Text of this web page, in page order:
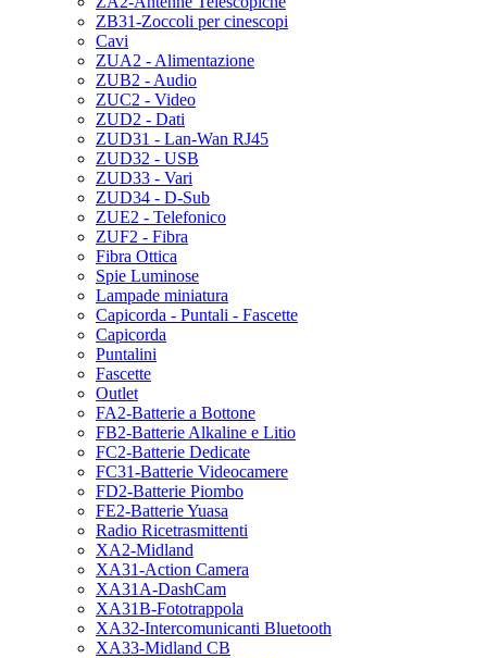
ZB31-Zoccoli per cinescopi
Cavi
ZUA2 - Alimentazione
ZUB2 - Audio
ZUC2 - Video
ZUD2 - Dati
ZUD31 - Lan-Wan RJ45
ZUD32 - USB
ZUD33 - Vari
ZUD34 - D-Sub
ZUE2 - Telefonico
ZUF2 - Fibra
Fibra Ottica
Spie Luminose
Lampade miniatura
Capicorda - Puntali - Fascette
Capicorda
Puntalini
Fascette
Outlet
FA2-Batterie a Bottone
FB2-Batterie Alkaline e Litio
FC2-Batterie Dedicate
FC31-Batterie Videocamere
FD2-Batterie Piombo
FE2-Batterie Yuasa
Radio Ricetrasmittenti
XA2-Midland
XA31-Action Camera
XA31A-DashCam
XA31B-Fototrappola
XA32-Intercomunicanti Bluetooth
XA33-Midland CB